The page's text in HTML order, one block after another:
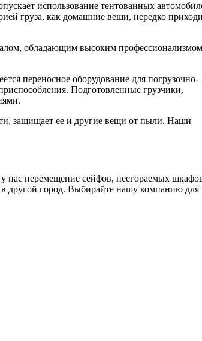
использование тентованных
груза, как домашние вещи, нередко
обладающим высоким
переносное оборудование для погрузочно-
Подготовленные грузчики,
защищает ее и другие вещи от пыли. Наши
нас перемещение сейфов, несгораемых
в другой город. Выбирайте нашу компанию для